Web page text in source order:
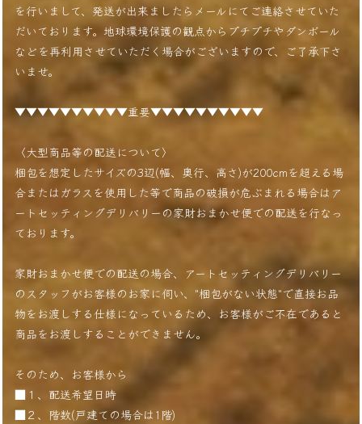
を行いまして、発送が出来ましたらメールにてご連絡させていた
だいております。地球環境保護の観点からプチプチやダンボール
などを再利用させていただく場合がございますので、ご了承下さ
いませ。
▼▼▼▼▼▼▼▼▼▼重要▼▼▼▼▼▼▼▼▼▼
〈大型商品等の配送について〉
梱包を想定したサイズの3辺(幅、奥行、高さ)が200cmを超える場
合またはガラスを使用した等で商品の破損が危ぶまれる場合はア
ートセッティングデリバリーの家財おまかせ便での配送を行なっ
ております。
家財おまかせ便での配送の場合、アートセッティングデリバリー
のスタッフがお客様のお家に伺い、"梱包がない状態"で直接お品
物をお渡しする仕様になっているため、お客様がご不在であると
商品をお渡しすることができません。
そのため、お客様から
■１、配送希望日時
■２、階数(戸建ての場合は1階)